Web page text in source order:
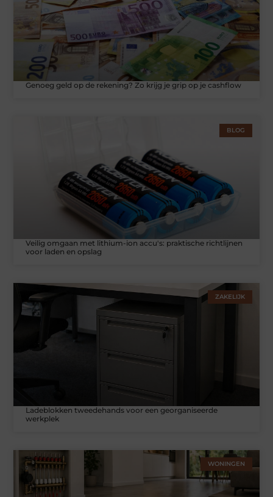
Genoeg geld op de rekening? Zo krijg je grip op je cashflow
BLOG
Veilig omgaan met lithium-ion accu's: praktische richtlijnen
voor laden en opslag
ZAKELIJK
Ladeblokken tweedehands voor een georganiseerde
werkplek
WONINGEN